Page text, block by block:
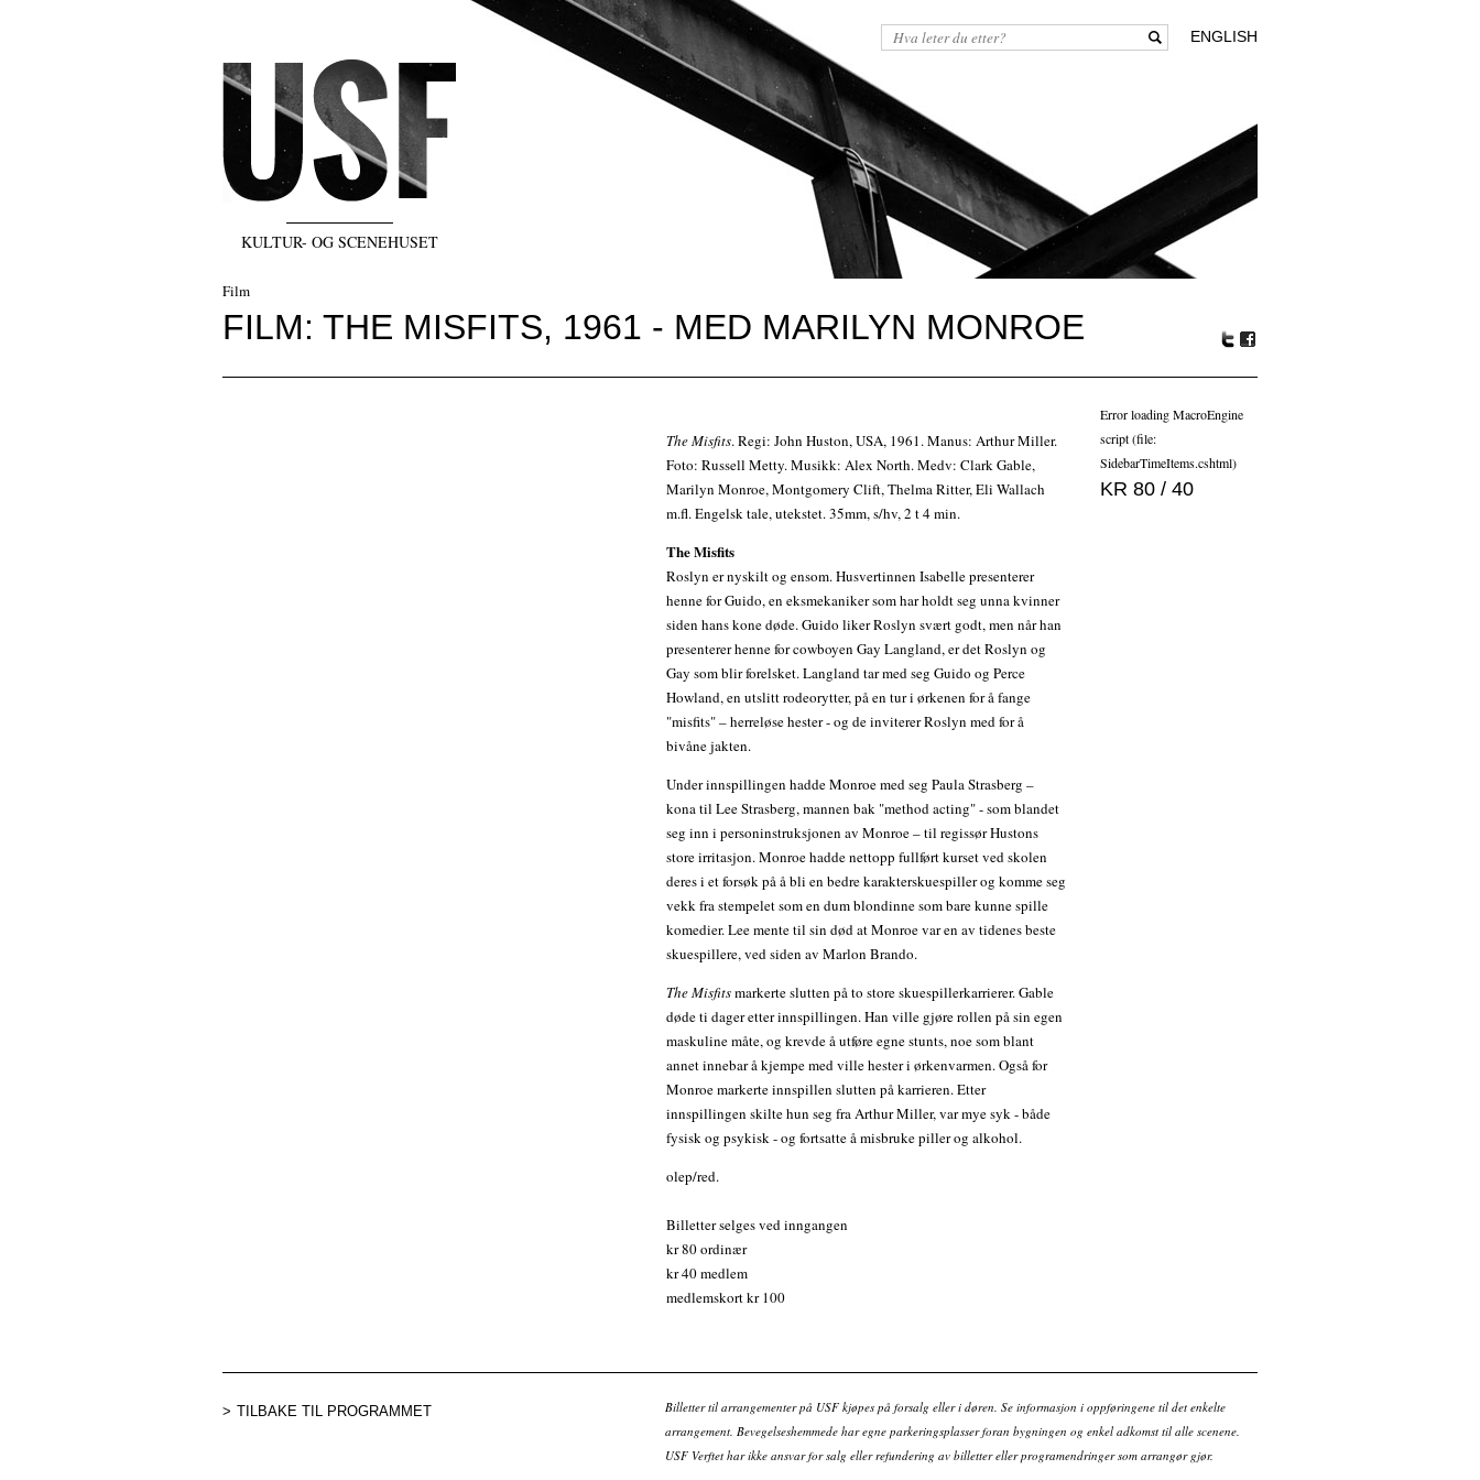
KULTUR- OG SCENEHUSET
ENGLISH
Film
FILM: THE MISFITS, 1961 - MED MARILYN MONROE
r
oo
The Misfits. Regi: John Huston, USA, 1961. Manus: Arthur Miller.
Foto: Russell Metty. Musikk: Alex North. Medv: Clark Gable,
Marilyn Monroe, Montgomery Clift, Thelma Ritter, Eli Wallach
m.fl. Engelsk tale, utekstet. 35mm, s/hv, 2 t 4 min.
The Misfits
Roslyn er nyskilt og ensom. Husvertinnen Isabelle presenterer
henne for Guido, en eksmekaniker som har holdt seg unna kvinner
siden hans kone døde. Guido liker Roslyn svært godt, men når han
presenterer henne for cowboyen Gay Langland, er det Roslyn og
Gay som blir forelsket. Langland tar med seg Guido og Perce
Howland, en utslitt rodeorytter, på en tur i ørkenen for å fange
"misfits" – herreløse hester - og de inviterer Roslyn med for å
bivåne jakten.
Under innspillingen hadde Monroe med seg Paula Strasberg –
kona til Lee Strasberg, mannen bak "method acting" - som blandet
seg inn i personinstruksjonen av Monroe – til regissør Hustons
store irritasjon. Monroe hadde nettopp fullført kurset ved skolen
deres i et forsøk på å bli en bedre karakterskuespiller og komme seg
vekk fra stempelet som en dum blondinne som bare kunne spille
komedier. Lee mente til sin død at Monroe var en av tidenes beste
skuespillere, ved siden av Marlon Brando.
The Misfitsmarkerte slutten på to store skuespillerkarrierer. Gable
døde ti dager etter innspillingen. Han ville gjøre rollen på sin egen
maskuline måte, og krevde å utføre egne stunts, noe som blant
annet innebar å kjempe med ville hester i ørkenvarmen. Også for
Monroe markerte innspillen slutten på karrieren. Etter
innspillingen skilte hun seg fra Arthur Miller, var mye syk - både
fysisk og psykisk - og fortsatte å misbruke piller og alkohol.
olep/red.
Billetter selges ved inngangen
kr 80 ordinær
kr 40 medlem
medlemskort kr 100
Error loading MacroEngine
script (file:
SidebarTimeItems.cshtml)
KR 80 / 40
TILBAKE TIL PROGRAMMET
Billetter til arrangementer på USF kjøpes på forsalg eller i døren. Se informasjon i oppføringene til det enkelte
arrangement. Bevegelseshemmede har egne parkeringsplasser foran bygningen og enkel adkomst til alle scenene.
USF Verftet har ikke ansvar for salg eller refundering av billetter eller programendringer som arrangør gjør.